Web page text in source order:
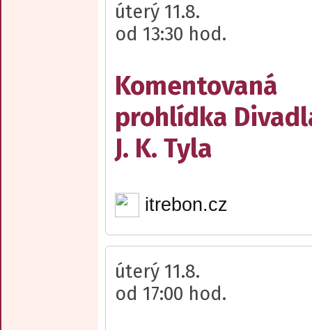
úterý 11.8.
od 13:30 hod.
Komentovaná
prohlídka
J. K. Tyla
itrebon.cz
úterý 11.8.
od 17:00 hod.